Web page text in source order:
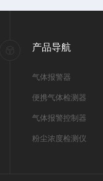
产品导航
气体报警器
便携气体检测器
气体报警控制器
粉尘浓度检测仪